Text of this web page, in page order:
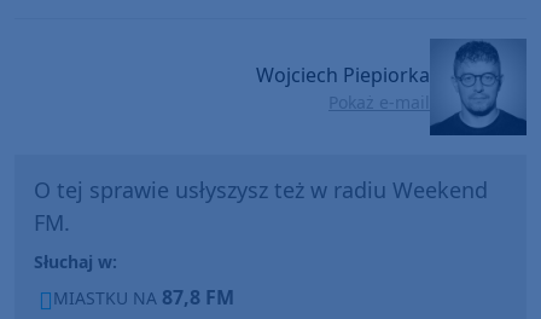
Wojciech Piepiorka
Pokaż e-mail
O tej sprawie usłyszysz też w radiu Weekend
FM.
Słuchaj w:
MIASTKU NA 87,8 FM